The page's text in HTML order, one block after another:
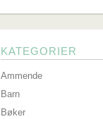
KATEGORIER
Ammende
Barn
Bøker